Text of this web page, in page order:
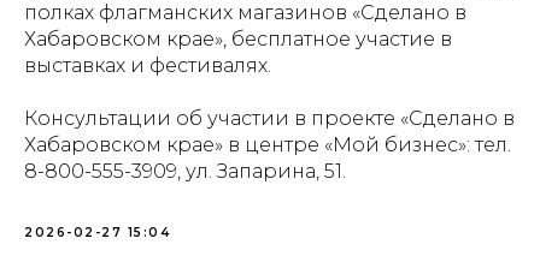
полках флагманских магазинов «Сделано в
Хабаровском крае», бесплатное участие в
выставках и фестивалях.
Консультации об участии в проекте «Сделано в
Хабаровском крае» в центре «Мой бизнес»: тел.
8-800-555-3909, ул. Запарина, 51.
2026-02-27 15:04